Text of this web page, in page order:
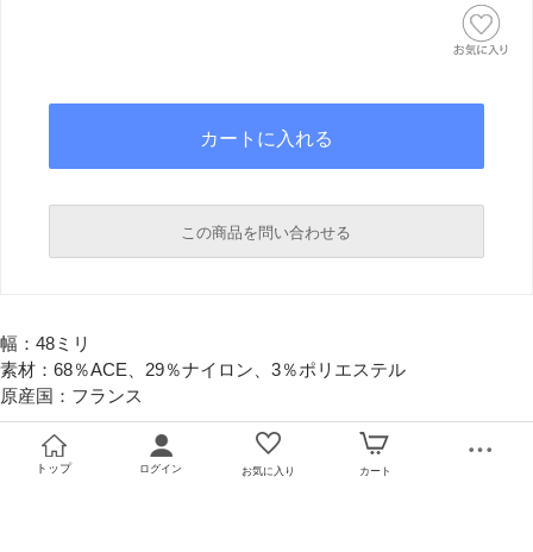
この商品を問い合わせる
幅：48ミリ
素材：68％ACE、29％ナイロン、3％ポリエステル
原産国：フランス
トップ ログイン お気に入り カート